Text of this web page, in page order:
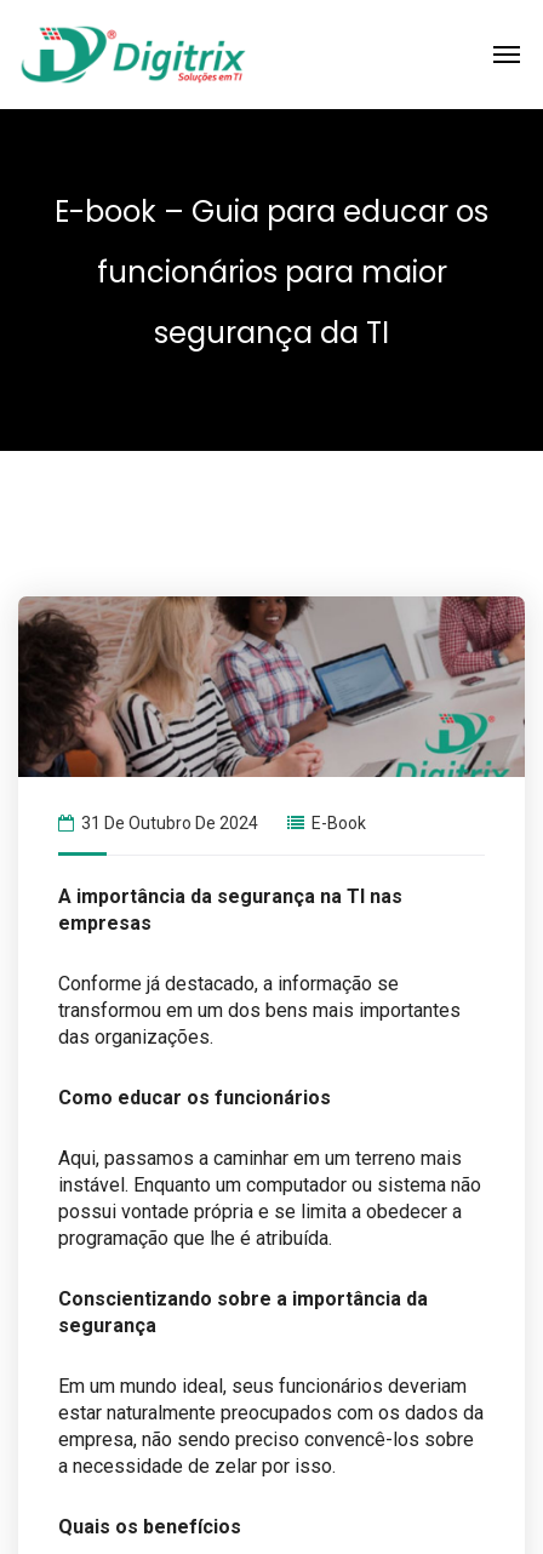
E-book – Guia para educar os
funcionários para maior
segurança da TI
31 De Outubro De 2024 E-Book
A importância da segurança na TI nas
empresas
Conforme já destacado, a informação se
transformou em um dos bens mais importantes
das organizações.
Como educar os funcionários
Aqui, passamos a caminhar em um terreno mais
instável. Enquanto um computador ou sistema não
possui vontade própria e se limita a obedecer a
programação que lhe é atribuída.
Conscientizando sobre a importância da
segurança
Em um mundo ideal, seus funcionários deveriam
estar naturalmente preocupados com os dados da
empresa, não sendo preciso convencê-los sobre
a necessidade de zelar por isso.
Quais os benefícios